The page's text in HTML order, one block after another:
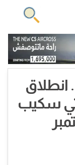
انطلاق
سكيب
28 سبتمبر